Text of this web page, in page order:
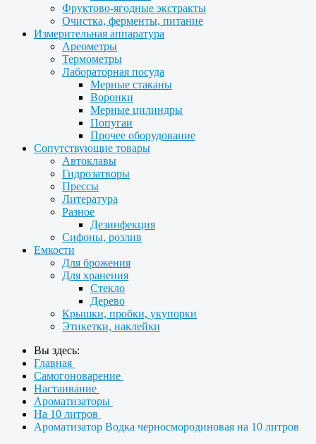
Фруктово-ягодные экстракты
Очистка, ферменты, питание
Измерительная аппаратура
Ареометры
Термометры
Лабораторная посуда
Мерные стаканы
Воронки
Мерные цилиндры
Попугаи
Прочее оборудование
Сопутствующие товары
Автоклавы
Гидрозатворы
Прессы
Литература
Разное
Дезинфекция
Сифоны, розлив
Емкости
Для брожения
Для хранения
Стекло
Дерево
Крышки, пробки, укупорки
Этикетки, наклейки
Вы здесь:
Главная
Самогоноварение
Настаивание
Ароматизаторы
На 10 литров
Ароматизатор Водка черносмородиновая на 10 литров